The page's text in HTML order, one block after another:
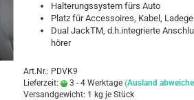
Hal­te­rungs­sys­tem fürs Auto
Platz für Ac­ces­soires, Kabel,
Dual JackTM, d.h.in­te­grier­te
hö­rer
Art.Nr.: PDVK9
Lieferzeit:
3 - 4 Werktage (Ausland
Versandgewicht: 1 kg je Stück